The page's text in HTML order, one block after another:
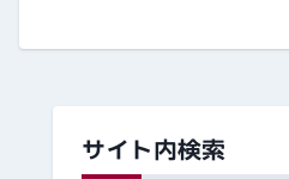
サイト内検索